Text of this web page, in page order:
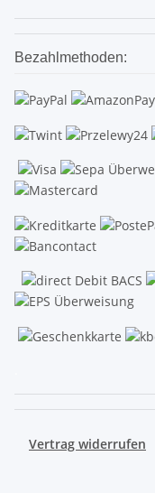
Bezahlmethoden:
Vertrag widerrufen